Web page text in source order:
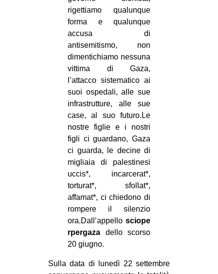
rigettiamo qualunque
forma e qualunque
accusa di
antisemitismo, non
dimentichiamo nessuna
vittima di Gaza,
l’attacco sistematico ai
suoi ospedali, alle sue
infrastrutture, alle sue
case, al suo futuro.Le
nostre figlie e i nostri
figli ci guardano, Gaza
ci guarda, le decine di
migliaia di palestinesi
uccis*, incarcerat*,
torturat*, sfollat*,
affamat*, ci chiedono di
rompere il silenzio
ora.Dall’appello sciope
rpergaza dello scorso
20 giugno.
Sulla data di lunedì 22 settembre